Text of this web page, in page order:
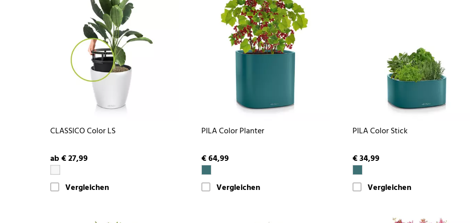
CLASSICO Color LS
ab € 27,99
Vergleichen
PILA Color Planter
€ 64,99
Vergleichen
PILA Color Stick
€ 34,99
Vergleichen